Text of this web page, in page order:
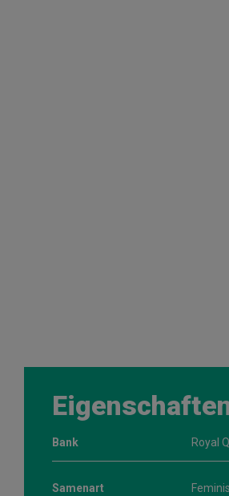
Bank Royal
Samenart